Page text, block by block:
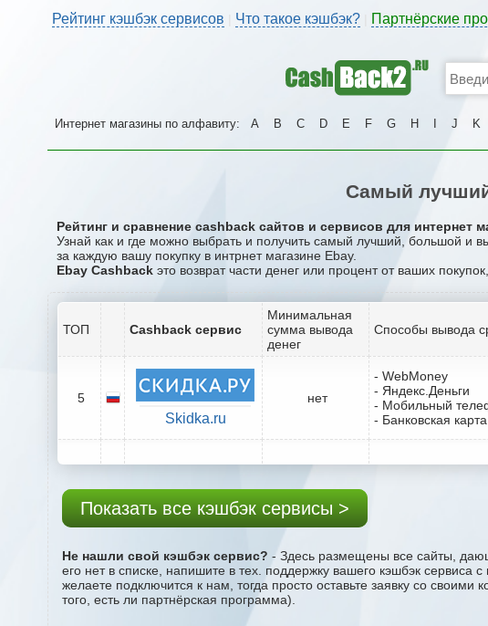
Рейтинг кэшбэк сервисов Что такое кэшбэк? Партнёрские
Интернет магазины по алфавиту: A B C D E F G H J K
Самый
Рейтинг и сравнение cashback сайтов и сервисов для интернет
Узнай как и где можно выбрать и получить самый лучший, большой и
за каждую вашу покупку в интрнет магазине Ebay.
Ebay Cashback это возврат части денег или процент от ваших
ТОП Cashback сервис
Минимальная
сумма вывода
денег
Способы вывода
5
Skidka.ru
нет
- WebMoney
- Яндекс.Деньги
- Мобильный
- Банковская
Показать все кэшбэк сервисы >
Не нашли свой кэшбэк сервис? - Здесь размещены все сайты,
его нет в списке, напишите в тех. поддержку вашего кэшбэк
желаете подключится к нам, тогда просто оставьте заявку со
того, есть ли партнёрская программа).